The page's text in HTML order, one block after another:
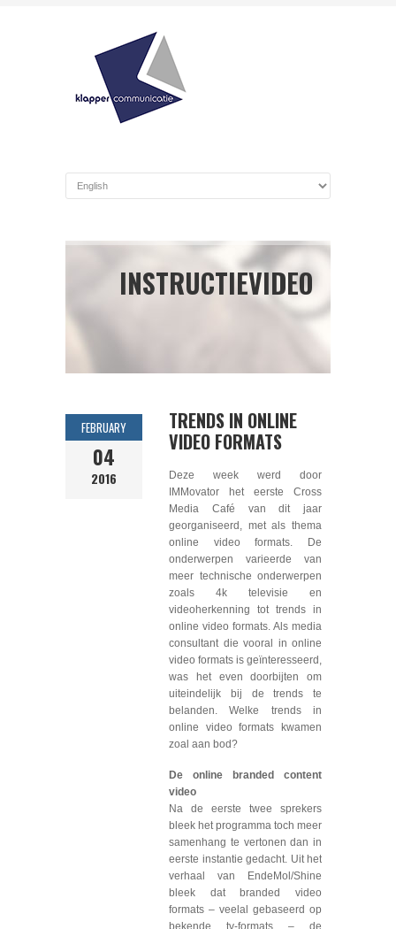
INSTRUCTIEVIDEO
FEBRUARY
04
2016
TRENDS IN ONLINE
VIDEO FORMATS
Deze week werd door
IMMovator het eerste Cross
Media Café van dit jaar
georganiseerd, met als thema
online video formats. De
onderwerpen varieerde van
meer technische onderwerpen
zoals 4k televisie en
videoherkenning tot trends in
online video formats. Als media
consultant die vooral in online
video formats is geïnteresseerd,
was het even doorbijten om
uiteindelijk bij de trends te
belanden. Welke trends in
online video formats kwamen
zoal aan bod?
De online branded content
video
Na de eerste twee sprekers
bleek het programma toch meer
samenhang te vertonen dan in
eerste instantie gedacht. Uit het
verhaal van EndeMol/Shine
bleek dat branded video
formats – veelal gebaseerd op
bekende tv-formats – de